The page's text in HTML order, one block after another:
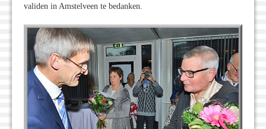
validen in Amstelveen te bedanken.